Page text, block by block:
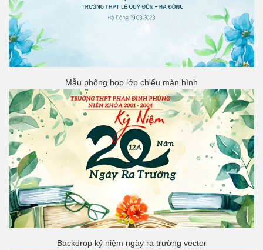
Mẫu phông họp lớp chiếu màn hình
Backdrop kỷ niệm ngày ra trường vector